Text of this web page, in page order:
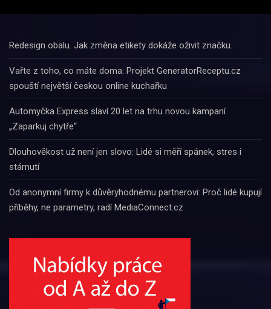
Redesign obalu. Jak změna etikety dokáže oživit značku.
Vařte z toho, co máte doma: Projekt GeneratorReceptu.cz
spouští největší českou online kuchařku
Automyčka Express slaví 20 let na trhu novou kampaní
„Zaparkuj chytře“
Dlouhověkost už není jen slovo: Lidé si měří spánek, stres i
stárnutí
Od anonymní firmy k důvěryhodnému partnerovi: Proč lidé kupují
příběhy, ne parametry, radí MediaConnect.cz